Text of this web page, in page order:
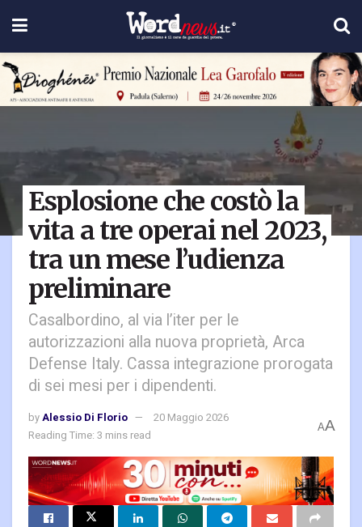
Esplosione che costò la
vita a tre operai nel 2023,
tra un mese l’udienza
preliminare
Casalbordino, al via l’iter per le
autorizzazioni alla nuova proprietà, Arca
Defense Italy. Cassa integrazione prorogata
di sei mesi per i dipendenti.
byAlessio Di Florio
20 Maggio 2026
Reading Time: 3 mins read
AA